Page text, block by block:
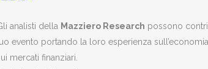
analisti della Mazziero Research possono
evento portando la loro esperienza
mercati finanziari.